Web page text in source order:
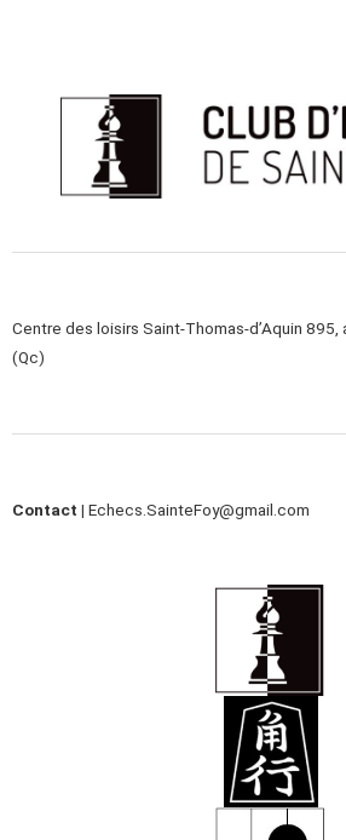
Centre des loisirs Saint-Thomas-d’Aquin 895,
(Qc)
Contact | Echecs.SainteFoy@gmail.com